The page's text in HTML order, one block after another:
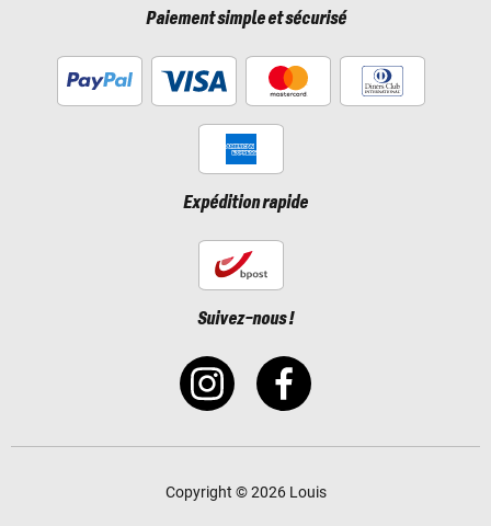
Paiement simple et sécurisé
Expédition rapide
Suivez-nous !
Copyright © 2026 Louis